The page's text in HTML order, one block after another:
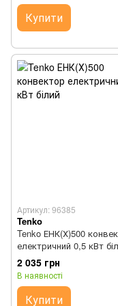
Купити
Артикул: 96385
Tenko
Tenko ЕНК(Х)500
електричний 0,5 кВт
2 035 грн
В наявності
Купити